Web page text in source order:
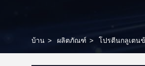
บ้าน > ผลิตภัณฑ์ > โปรตีนกลูเตน